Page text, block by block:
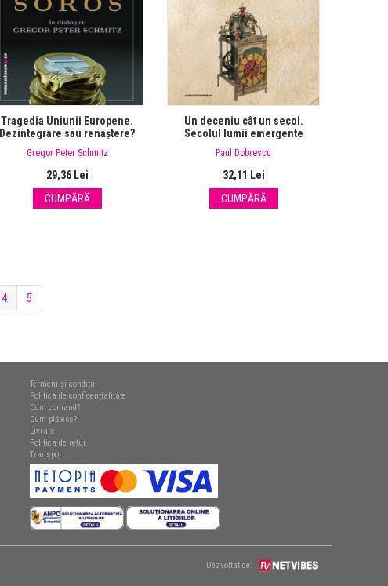
Tragedia Uniunii Europene.
Dezintegrare sau renaștere?
Gregor Peter Schmitz
29,36 Lei
CUMPĂRĂ
Un deceniu cât un secol.
Secolul lumii emergente
Paul Dobrescu
32,11 Lei
CUMPĂRĂ
4 5
Termeni și condiții
Politica de confidențialitate
Cum comand?
Cum plătesc?
Livrare
Politica de retur
Transport
Dezvoltat de: